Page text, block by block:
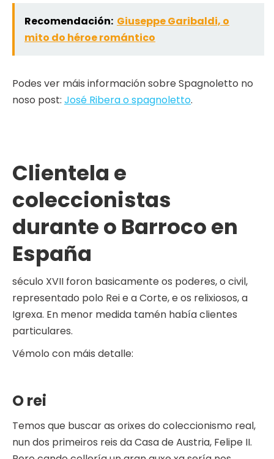
Recomendación: Giuseppe Garibaldi, o
mito do héroe romántico
Podes ver máis información sobre Spagnoletto no
noso post: José Ribera o spagnoletto.
Clientela e
coleccionistas
durante o Barroco en
España
século XVII foron basicamente os poderes, o civil,
representado polo Rei e a Corte, e os relixiosos, a
Igrexa. En menor medida tamén había clientes
particulares.
Vémolo con máis detalle:
O rei
Temos que buscar as orixes do coleccionismo real,
nun dos primeiros reis da Casa de Austria, Felipe II.